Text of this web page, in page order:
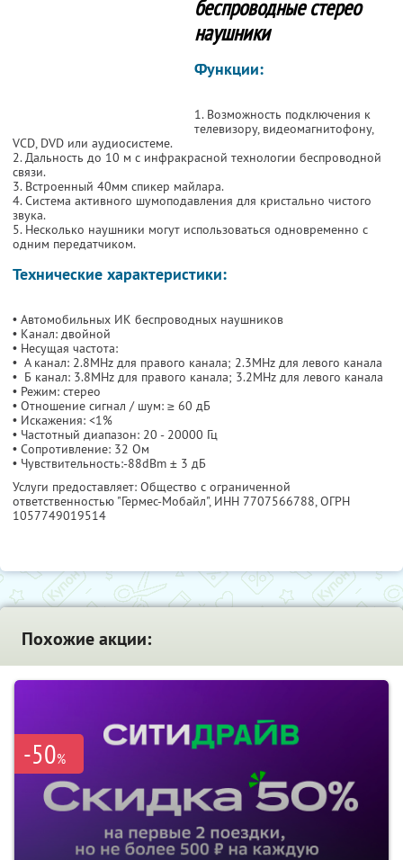
беспроводные стерео
наушники
Функции:
1. Возможность подключения к
телевизору, видеомагнитофону,
VCD, DVD или аудиосистеме.
2. Дальность до 10 м с инфракрасной технологии беспроводной
связи.
3. Встроенный 40мм спикер майлара.
4. Система активного шумоподавления для кристально чистого
звука.
5. Несколько наушники могут использоваться одновременно с
одним передатчиком.
Технические характеристики:
• Автомобильных ИК беспроводных наушников
• Канал: двойной
• Несущая частота:
• А канал: 2.8MHz для правого канала; 2.3MHz для левого канала
• Б канал: 3.8MHz для правого канала; 3.2MHz для левого канала
• Режим: стерео
• Отношение сигнал / шум: ≥ 60 дБ
• Искажения: <1%
• Частотный диапазон: 20 - 20000 Гц
• Сопротивление: 32 Ом
• Чувствительность:-88dBm ± 3 дБ
Услуги предоставляет: Общество с ограниченной
ответственностью "Гермес-Мобайл", ИНН 7707566788, ОГРН
1057749019514
Похожие акции:
-50%